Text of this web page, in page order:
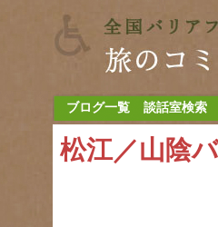
ブログ一覧 談話室検索
松江／山陰